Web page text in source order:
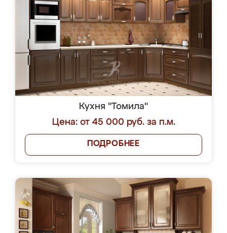
Кухня "Томила"
Цена: от 45 000 руб. за п.м.
ПОДРОБНЕЕ